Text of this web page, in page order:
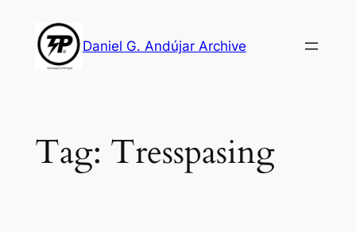
content
Daniel G. Andújar Archive
Tag: Tresspasing